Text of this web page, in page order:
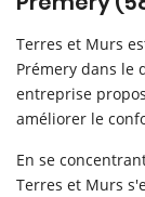
Terres et Murs
Prémery dans le
entreprise
améliorer le
En se
Terres et Murs